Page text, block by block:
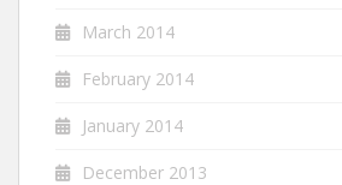
March 2014
February 2014
January 2014
December 2013